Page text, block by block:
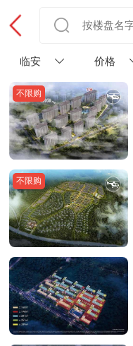
临安 价格
不限购
不限购